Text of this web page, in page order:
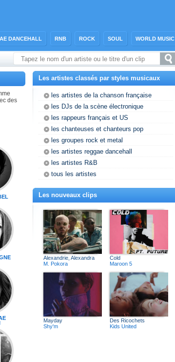
DANCEHALL RNB ROCK SOUL WORLD MUSIC
des
Les artistes classés par styles musicaux
les artistes de la chanson française
les DJs de la scène électronique
les rappeurs français et US
les chanteuses et chanteurs pop
les groupes rock et metal
les artistes reggae dancehall
les artistes R&B
tous les artistes
Les nouveaux clips
Alexandrie, Alexandra
M. Pokora
Cold
Maroon 5
Mayday
Shy'm
Des Ricochets
Kids United